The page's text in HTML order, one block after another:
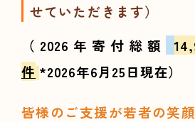
せていただきます）
（2026年 寄付総額
件*2026年6月25日現在）
皆様のご支援が若者の笑